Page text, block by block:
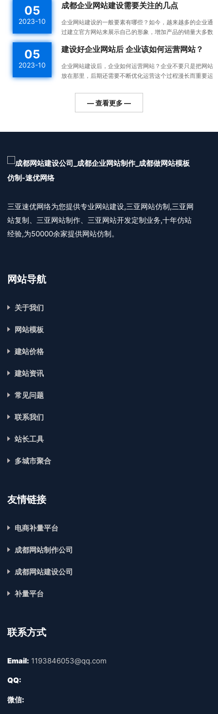
所以...
05
2023-10
成都企业网站建设需要关注的几点
企业网站建设的一般要素有哪些？如今，越来越多的企业通
过建立官方网站来展示自己的形象，增加产品的销量大多数
一件...
05
2023-10
建设好企业网站后 企业该如何运营网站？
企业网站建设后，企业如何运营网站？企业不要只是把网站
放在那里，后期还需要不断优化运营这个过程漫长而重要运
助更...
— 查看更多 —
三亚速优网络为您提供专业网站建设,三亚网站仿制,三亚网
站复制、三亚网站制作、三亚网站开发定制业务,十年仿站
经验,为50000余家提供网站仿制。
网站导航
关于我们
网站模板
建站价格
建站资讯
常见问题
联系我们
站长工具
多城市聚合
友情链接
电商补量平台
成都网站制作公司
成都网站建设公司
补量平台
联系方式
Email: 1193846053@qq.com
QQ:
微信: